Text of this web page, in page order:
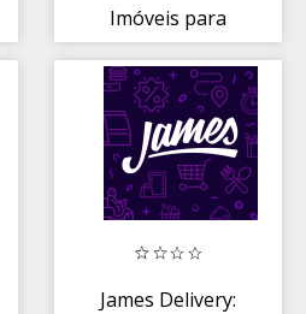
Imóveis para
Compra
James Delivery: